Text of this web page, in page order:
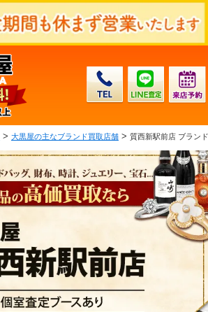
> 大黒屋の主なブランド買取店舗 > 質西新駅前店 ブラン